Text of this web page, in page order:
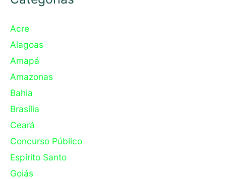
Acre
Alagoas
Amapá
Amazonas
Bahia
Brasília
Ceará
Concurso Público
Espírito Santo
Goiás